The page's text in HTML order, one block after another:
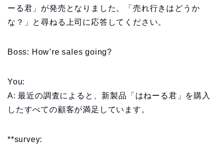
ーる君」が発売となりました。「売れ行きはどうか
な？」と尋ねる上司に応答してください。
Boss: How’re sales going?
You:
A: 最近の調査によると、新製品「はねーる君」を購入
したすべての顧客が満足しています。
**survey: